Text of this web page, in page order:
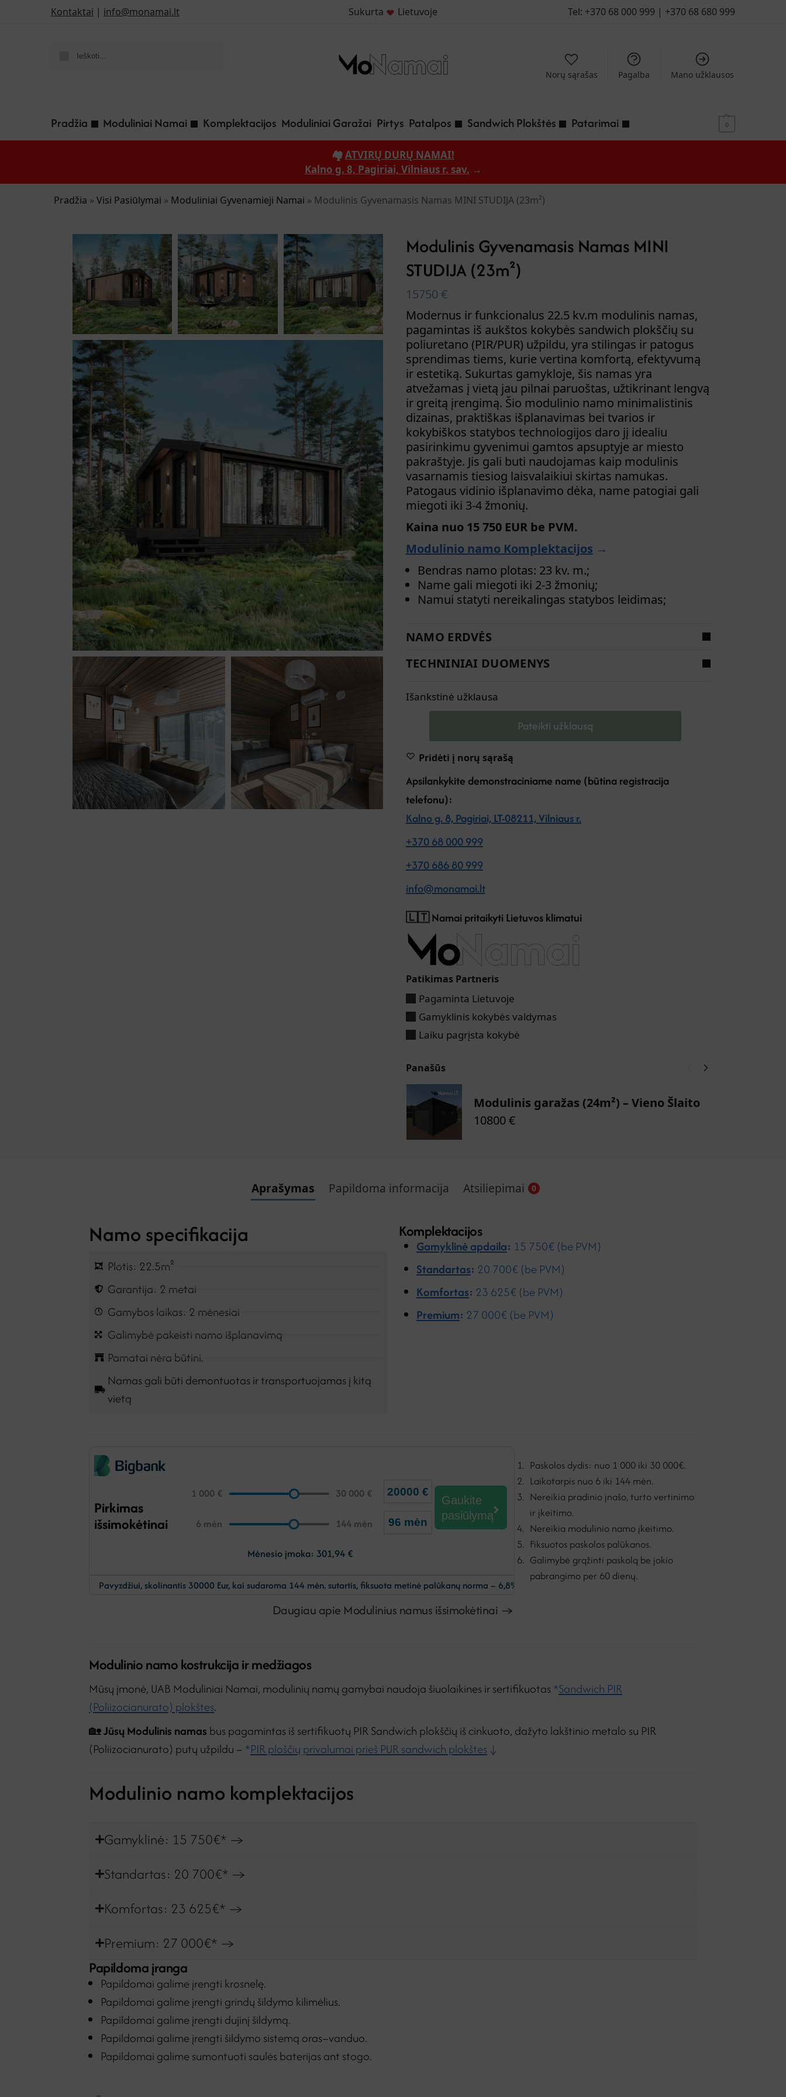
Kontaktai | info@monamai.lt Sukurta Lietuvoje Tel: +370 68 000 999 | +‭370 68 680 999‬
Norų sąrašas Pagalba Mano užklausos
Pradžia Moduliniai Namai Komplektacijos Moduliniai Garažai Pirtys Patalpos Sandwich Plokštės Patarimai 0
🏘️ATVIRŲ DURŲ NAMAI!
Kalno g. 8, Pagiriai, Vilniaus r. sav. →
Pradžia »Visi Pasiūlymai » Moduliniai Gyvenamieji Namai » Modulinis Gyvenamasis Namas MINI STUDIJA (23m²)
Modulinis Gyvenamasis Namas MINI
STUDIJA (23m²)
15750 €
Modernus ir funkcionalus 22.5 kv.m modulinis namas,
pagamintas iš aukštos kokybės sandwich plokščių su
poliuretano (PIR/PUR) užpildu, yra stilingas ir patogus
sprendimas tiems, kurie vertina komfortą, efektyvumą
ir estetiką. Sukurtas gamykloje, šis namas yra
atvežamas į vietą jau pilnai paruoštas, užtikrinant lengvą
ir greitą įrengimą. Šio modulinio namo minimalistinis
dizainas, praktiškas išplanavimas bei tvarios ir
kokybiškos statybos technologijos daro jį idealiu
pasirinkimu gyvenimui gamtos apsuptyje ar miesto
pakraštyje. Jis gali buti naudojamas kaip modulinis
vasarnamis tiesiog laisvalaikiui skirtas namukas.
Patogaus vidinio išplanavimo dėka, name patogiai gali
miegoti iki 3-4 žmonių.
Kaina nuo 15 750 EUR be PVM.
Modulinio namo Komplektacijos →
Bendras namo plotas: 23 kv. m.;
Name gali miegoti iki 2-3 žmonių;
Namui statyti nereikalingas statybos leidimas;
NAMO ERDVĖS
TECHNINIAI DUOMENYS
Išankstinė užklausa
Pateikti užklausą
Pridėti į norų sąrašą
Apsilankykite demonstraciniame name (būtina registracija
telefonu):
Kalno g. 8, Pagiriai, LT-08211, Vilniaus r.
+370 68 000 999‬‬
+370 686 80 999‬‬
info@monamai.lt
🇱🇹 Namai pritaikyti Lietuvos klimatui
Patikimas Partneris
Pagaminta Lietuvoje
Gamyklinis kokybės valdymas
Laiku pagrįsta kokybė
Panašūs
Modulinis garažas (24m²) – Vieno Šlaito
10800€
Aprašymas Papildoma informacija Atsiliepimai 0
Namo specifikacija
Plotis: 22.5m²
Garantija: 2 metai
Gamybos laikas: 2 mėnesiai
Galimybė pakeisti namo išplanavimą
Pamatai nėra būtini.
Namas gali būti demontuotas ir transportuojamas į kitą
vietą
Komplektacijos
Gamyklinė apdaila: 15 750€ (be PVM)
Standartas: 20 700€ (be PVM)
Komfortas: 23 625€ (be PVM)
Premium: 27 000€ (be PVM)
Pirkimas
išsimokėtinai
1 000 € 30 000 €
6 mėn 144 mėn
Mėnesio įmoka: 301,94 €
Gaukite
pasiūlymą
Pavyzdžiui, skolinantis 30000 Eur, kai sudaroma 144 mėn. sutartis, fiksuota metinė palūkanų norma – 6,8%, mėnesinis administravimo mokestis – 0,1%, bet nemažiau kaip 8Eur, sutarties
Paskolos dydis: nuo 1 000 iki 30 000€.
Laikotarpis nuo 6 iki 144 mėn.
Nereikia pradinio įnašo, turto vertinimo
ir įkeitimo.
Nereikia modulinio namo įkeitimo.
Fiksuotos paskolos palūkanos.
Galimybė grąžinti paskolą be jokio
pabrangimo per 60 dienų.
Daugiau apie Modulinius namus išsimokėtinai →
Modulinio namo kostrukcija ir medžiagos
Mūsų įmonė, UAB Moduliniai Namai, modulinių namų gamybai naudoja šiuolaikines ir sertifikuotas *Sandwich PIR
(Poliizocianurato) plokštes.
🏡Jūsų Modulinis namas bus pagamintas iš sertifikuotų PIR Sandwich plokščių iš cinkuoto, dažyto lakštinio metalo su PIR
(Poliizocianurato) putų užpildu – *PIR ploščių privalumai prieš PUR sandwich plokštes ↓
Modulinio namo komplektacijos
Gamyklinė: 15 750€* →
Standartas: 20 700€* →
Komfortas: 23 625€* →
Premium: 27 000€* →
Papildoma įranga
Papildomai galime įrengti krosnelę.
Papildomai galime įrengti grindų šildymo kilimėlius.
Papildomai galime įrengti dujinį šildymą.
Papildomai galime įrengti šildymo sistemą oras–vanduo.
Papildomai galime sumontuoti saulės baterijas ant stogo.